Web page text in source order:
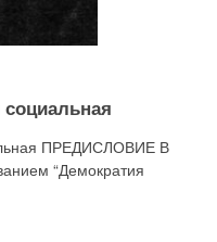
ПРЕДИСЛОВИЕ В
“Демократия